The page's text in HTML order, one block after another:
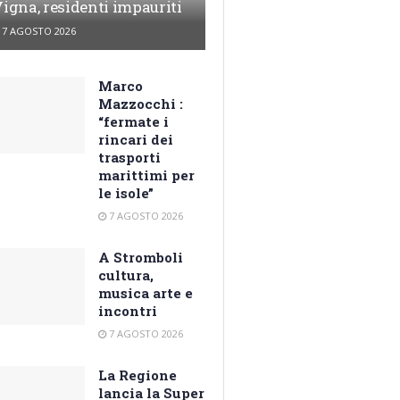
residenti impauriti
7 AGOSTO 2026
Marco
Mazzocchi :
“fermate i
rincari dei
trasporti
marittimi per
le isole”
7 AGOSTO 2026
A Stromboli
cultura,
musica arte e
incontri
7 AGOSTO 2026
La Regione
lancia la Super